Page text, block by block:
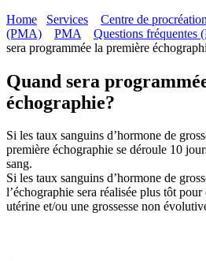
Home
Services
Centre de
(PMA)
PMA Questions fréquentes
sera programmée la première
Quand sera
échographie?
Si les taux sanguins d’hormone de
première échographie se déroule 10
sang.
Si les taux sanguins d’hormone de
l’échographie sera réalisée plus tôt
utérine et/ou une grossesse non